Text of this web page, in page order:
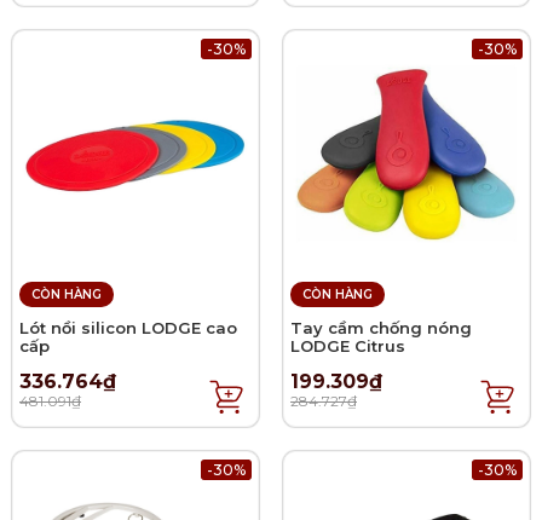
-30%
CÒN HÀNG
Lót nồi silicon LODGE cao
cấp
336.764₫
481.091₫
-30%
CÒN HÀNG
Tay cầm chống nóng
LODGE Citrus
199.309₫
284.727₫
-30% -30%